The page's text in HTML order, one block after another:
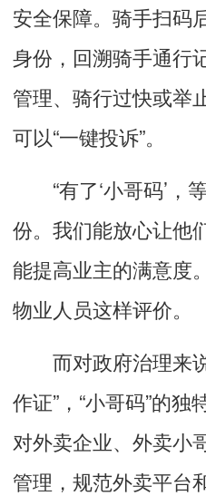
安全保障。骑手扫码
身份，回溯骑手通行
管理、骑行过快或举
可以“一键投诉”。
“有了‘小哥码’，
份。我们能放心让他
能提高业主的满意度
物业人员这样评价。
而对政府治理来说
作证”，“小哥码”的
对外卖企业、外卖小
管理，规范外卖平台